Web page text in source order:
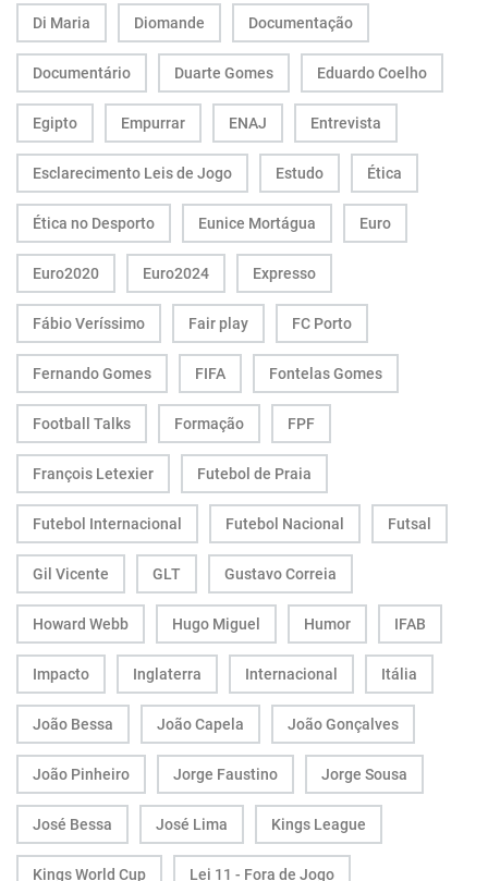
Di Maria Diomande Documentação
Documentário Duarte Gomes Eduardo Coelho
Egipto Empurrar ENAJ Entrevista
Esclarecimento Leis de Jogo Estudo Ética
Ética no Desporto Eunice Mortágua Euro
Euro2020 Euro2024 Expresso
Fábio Veríssimo Fair play FC Porto
Fernando Gomes FIFA Fontelas Gomes
Football Talks Formação FPF
François Letexier Futebol de Praia
Futebol Internacional Futebol Nacional Futsal
Gil Vicente GLT Gustavo Correia
Howard Webb Hugo Miguel Humor IFAB
Impacto Inglaterra Internacional Itália
João Bessa João Capela João Gonçalves
João Pinheiro Jorge Faustino Jorge Sousa
José Bessa José Lima Kings League
Kings World Cup Lei 11 - Fora de Jogo